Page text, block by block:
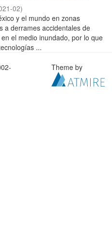
02)
y el mundo en zonas
a derrames accidentales de
el medio inundado, por lo que
...
Theme by